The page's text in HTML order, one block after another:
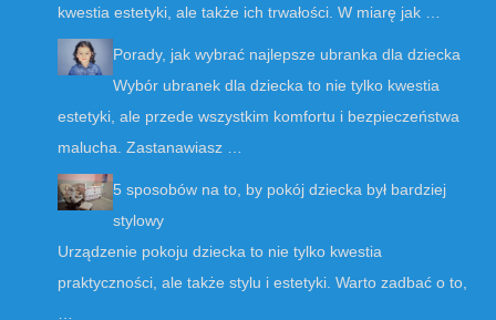
kwestia estetyki, ale także ich trwałości. W miarę jak …
Porady, jak wybrać najlepsze ubranka dla dziecka
Wybór ubranek dla dziecka to nie tylko kwestia
estetyki, ale przede wszystkim komfortu i bezpieczeństwa
malucha. Zastanawiasz …
5 sposobów na to, by pokój dziecka był bardziej
stylowy
Urządzenie pokoju dziecka to nie tylko kwestia
praktyczności, ale także stylu i estetyki. Warto zadbać o to,